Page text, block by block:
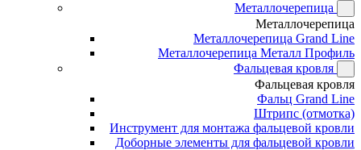
Металлочерепица
Металлочерепица
Металлочерепица Grand Line
Металлочерепица Металл Профиль
Фальцевая кровля
Фальцевая кровля
Фальц Grand Line
Штрипс (отмотка)
Инструмент для монтажа фальцевой кровли
Доборные элементы для фальцевой кровли